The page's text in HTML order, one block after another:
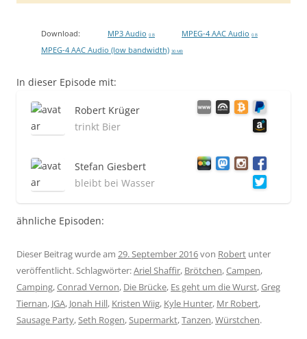
Download: MP3 Audio 0 B MPEG-4 AAC Audio 0 B
MPEG-4 AAC Audio (low bandwidth) 30 MB
In dieser Episode mit:
Robert Krüger
trinkt Bier
Stefan Giesbert
bleibt bei Wasser
ähnliche Episoden:
Dieser Beitrag wurde am 29. September 2016von Robert unter
veröffentlicht. Schlagwörter:Ariel Shaffir, Brötchen,Campen,
Camping,Conrad Vernon, Die Brücke, Es geht um die Wurst,Greg
Tiernan, JGA, Jonah Hill, Kristen Wiig, Kyle Hunter, Mr Robert,
Sausage Party,Seth Rogen,Supermarkt,Tanzen,Würstchen.